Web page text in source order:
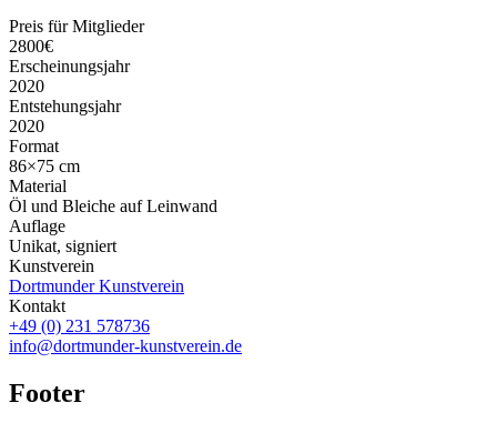
Preis für Mitglieder
2800€
Erscheinungsjahr
2020
Entstehungsjahr
2020
Format
86×75 cm
Material
Öl und Bleiche auf Leinwand
Auflage
Unikat, signiert
Kunstverein
Dortmunder Kunstverein
Kontakt
+49 (0) 231 578736
info@dortmunder-kunstverein.de
Footer